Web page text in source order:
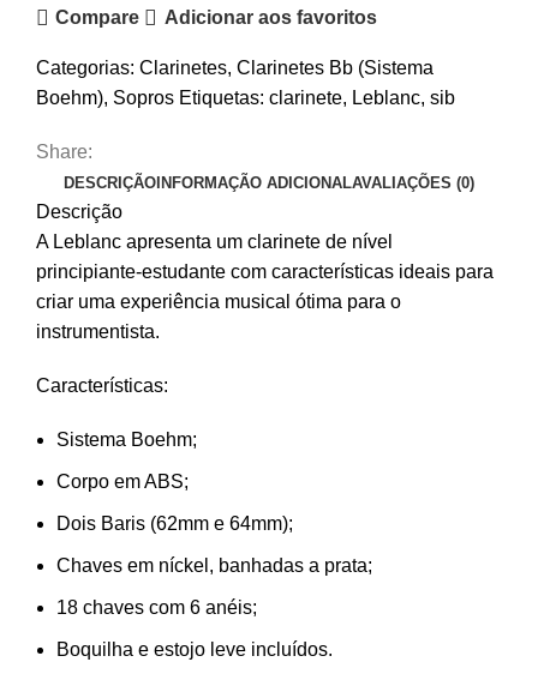
Compare Adicionar aos favoritos
Categorias: Clarinetes, Clarinetes Bb (Sistema
Boehm), Sopros Etiquetas: clarinete, Leblanc, sib
Share:
DESCRIÇÃOINFORMAÇÃO ADICIONALAVALIAÇÕES (0)
Descrição
A Leblanc apresenta um clarinete de nível
principiante-estudante com características ideais para
criar uma experiência musical ótima para o
instrumentista.
Características:
Sistema Boehm;
Corpo em ABS;
Dois Baris (62mm e 64mm);
Chaves em níckel, banhadas a prata;
18 chaves com 6 anéis;
Boquilha e estojo leve incluídos.